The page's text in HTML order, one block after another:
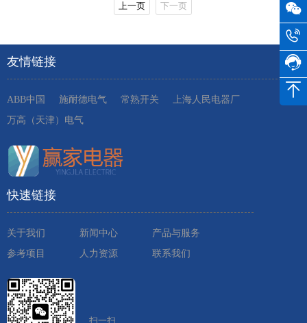
上一页 下一页
友情链接
ABB中国 施耐德电气 常熟开关
上海人民电器厂
万高（天津）电气
快速链接
关于我们 新闻中心
产品与服务
参考项目
人力资源 联系我们
扫一扫